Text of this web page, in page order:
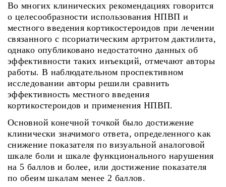
Во многих клинических рекомендациях говорится
о целесообразности использования НПВП и
местного введения кортикостероидов при лечении
связанного с псориатическим артритом дактилита,
однако опубликовано недостаточно данных об
эффективности таких инъекций, отмечают авторы
работы. В наблюдательном проспективном
исследовании авторы решили сравнить
эффективность местного введения
кортикостероидов и применения НПВП.
Основной конечной точкой было достижение
клинически значимого ответа, определенного как
снижение показателя по визуальной аналоговой
шкале боли и шкале функционального нарушения
на 5 баллов и более, или достижение показателя
по обеим шкалам менее 2 баллов.